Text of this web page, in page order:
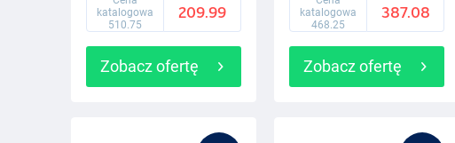
katalogowa
510.75
209.99
Zobacz ofertę
katalogowa
468.25
387.08
Zobacz ofertę